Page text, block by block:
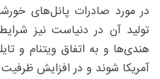
در مورد صادرات پانل‌های
تولید آن در دنیاست نیز
هندی‌ها و به اتفاق ویتنام و
آمریکا شوند و در افزایش